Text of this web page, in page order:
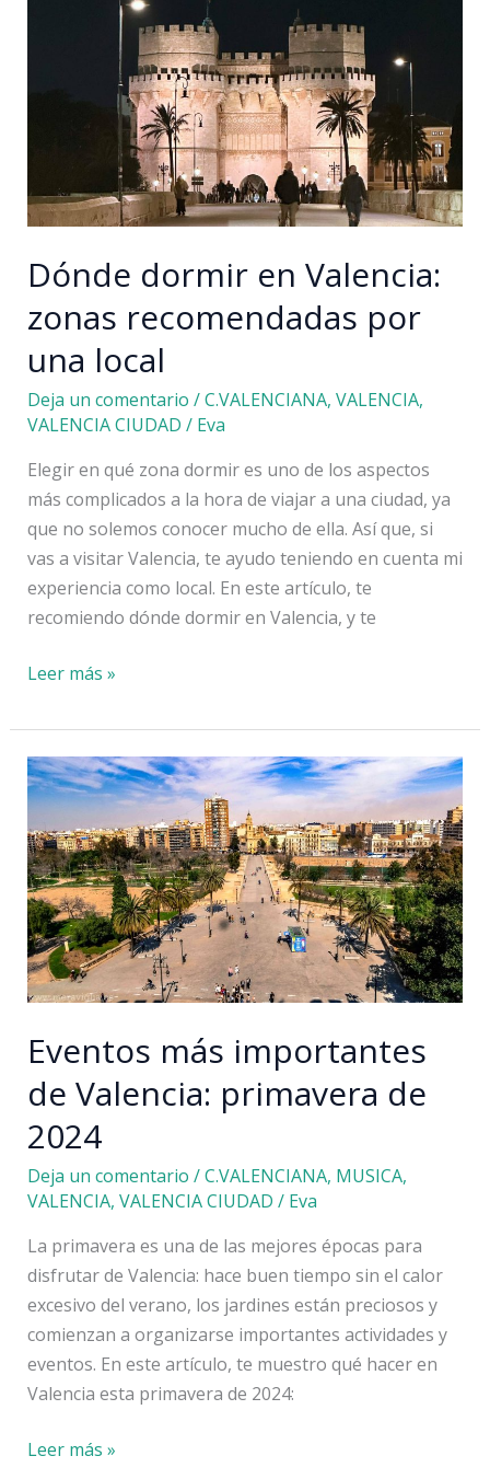
Dónde dormir en Valencia:
zonas recomendadas por
una local
Deja un comentario /C.VALENCIANA, VALENCIA,
VALENCIA CIUDAD / Eva
Elegir en qué zona dormir es uno de los aspectos
más complicados a la hora de viajar a una ciudad, ya
que no solemos conocer mucho de ella. Así que, si
vas a visitar Valencia, te ayudo teniendo en cuenta mi
experiencia como local. En este artículo, te
recomiendo dónde dormir en Valencia, y te
Dónde
en
Valencia:
zonas
recomendadas
por
una
local
Leer más »
Eventos más importantes
de Valencia: primavera de
2024
Deja un comentario /C.VALENCIANA, MUSICA,
VALENCIA, VALENCIA CIUDAD / Eva
La primavera es una de las mejores épocas para
disfrutar de Valencia: hace buen tiempo sin el calor
excesivo del verano, los jardines están preciosos y
comienzan a organizarse importantes actividades y
eventos. En este artículo, te muestro qué hacer en
Valencia esta primavera de 2024:
Eventos
Leer más »